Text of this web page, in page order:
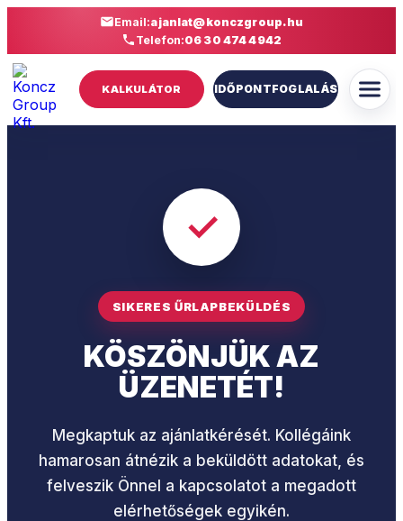
Email:ajanlat@konczgroup.hu
Telefon:06 30 474 4942
KALKULÁTOR IDŐPONTFOGLALÁS
✓
SIKERES ŰRLAPBEKÜLDÉS
KÖSZÖNJÜK AZ
ÜZENETÉT!
Megkaptuk az ajánlatkérését. Kollégáink
hamarosan átnézik a beküldött adatokat, és
felveszik Önnel a kapcsolatot a megadott
elérhetőségek egyikén.